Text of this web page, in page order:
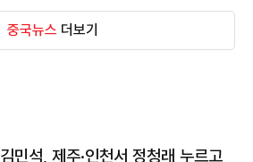
중국뉴스 더보기
김민석, 제주·인천서 정청래 누르고